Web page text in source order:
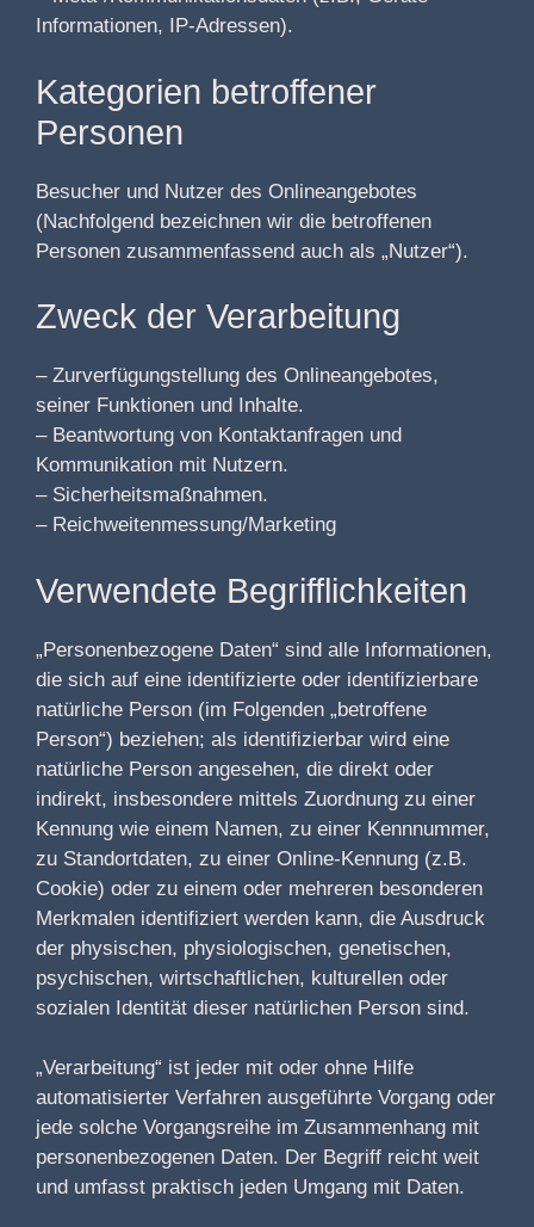
Informationen, IP-Adressen).
Kategorien betroffener
Personen
Besucher und Nutzer des Onlineangebotes
(Nachfolgend bezeichnen wir die betroffenen
Personen zusammenfassend auch als „Nutzer“).
Zweck der Verarbeitung
– Zurverfügungstellung des Onlineangebotes,
seiner Funktionen und Inhalte.
– Beantwortung von Kontaktanfragen und
Kommunikation mit Nutzern.
– Sicherheitsmaßnahmen.
– Reichweitenmessung/Marketing
Verwendete Begrifflichkeiten
„Personenbezogene Daten“ sind alle Informationen,
die sich auf eine identifizierte oder identifizierbare
natürliche Person (im Folgenden „betroffene
Person“) beziehen; als identifizierbar wird eine
natürliche Person angesehen, die direkt oder
indirekt, insbesondere mittels Zuordnung zu einer
Kennung wie einem Namen, zu einer Kennnummer,
zu Standortdaten, zu einer Online-Kennung (z.B.
Cookie) oder zu einem oder mehreren besonderen
Merkmalen identifiziert werden kann, die Ausdruck
der physischen, physiologischen, genetischen,
psychischen, wirtschaftlichen, kulturellen oder
sozialen Identität dieser natürlichen Person sind.
„Verarbeitung“ ist jeder mit oder ohne Hilfe
automatisierter Verfahren ausgeführte Vorgang oder
jede solche Vorgangsreihe im Zusammenhang mit
personenbezogenen Daten. Der Begriff reicht weit
und umfasst praktisch jeden Umgang mit Daten.